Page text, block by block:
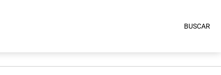
BUSCAR